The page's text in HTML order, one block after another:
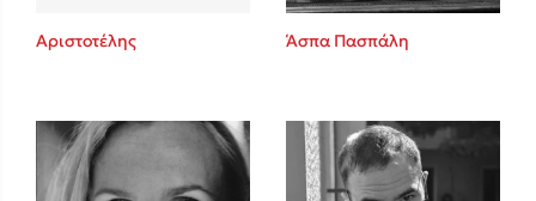
Αριστοτέλης Άσπα Πασπάλη